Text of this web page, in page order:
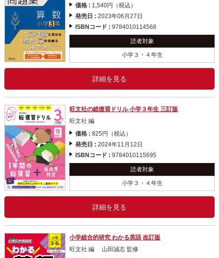
価格 : 1,540円（税込）
発売日 :2023年06月27日
ISBNコード :9784010114568
読者対象
小学３・４年生
詳細を見る
旺文社の総復習ドリル 小学３年生 三訂版
旺文社 編
価格 :825円（税込）
発売日 :2024年11月12日
ISBNコード :9784010115695
読者対象
小学３・４年生
詳細を見る
小学総合的研究 わかる英語 改訂版
旺文社 編 山田誠志 監修